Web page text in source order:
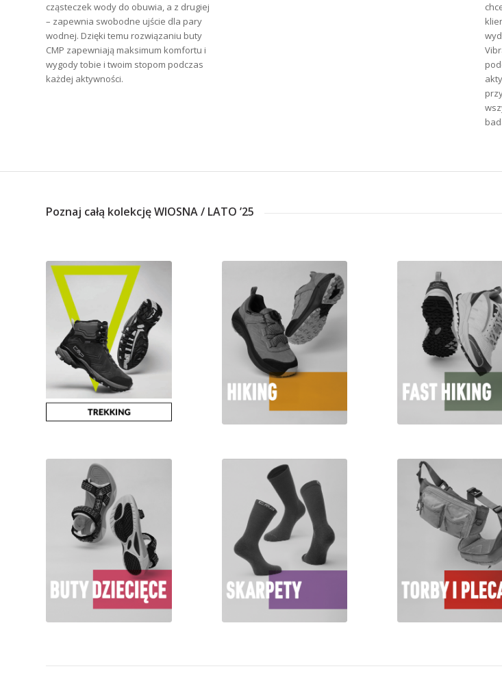
cząsteczek wody do obuwia, a z drugiej
– zapewnia swobodne ujście dla pary
wodnej. Dzięki temu rozwiązaniu buty
CMP zapewniają maksimum komfortu i
wygody tobie i twoim stopom podczas
każdej aktywności.
Poznaj całą kolekcję WIOSNA / LATO ’25